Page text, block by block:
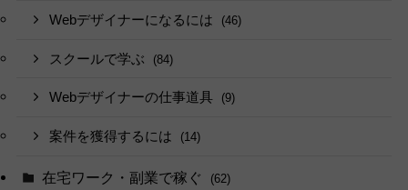
Webデザイナーになるには (46)
スクールで学ぶ (84)
Webデザイナーの仕事道具 (9)
案件を獲得するには (14)
在宅ワーク・副業で稼ぐ (62)